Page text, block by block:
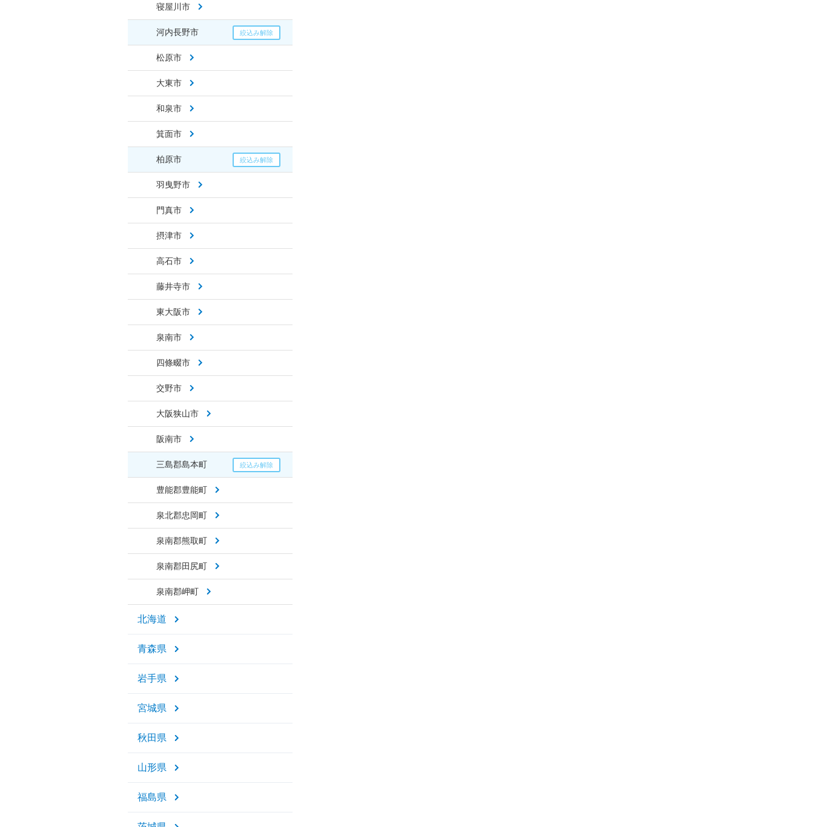
寝屋川市
河内長野市
松原市
大東市
和泉市
箕面市
柏原市
羽曳野市
門真市
摂津市
高石市
藤井寺市
東大阪市
泉南市
四條畷市
交野市
大阪狭山市
阪南市
三島郡島本町
豊能郡豊能町
泉北郡忠岡町
泉南郡熊取町
泉南郡田尻町
泉南郡岬町
北海道
青森県
岩手県
宮城県
秋田県
山形県
福島県